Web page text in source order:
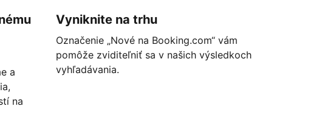
a
na
Vyniknite na trhu
Označenie „Nové na Booking.com“ vám
pomôže zviditeľniť sa v našich výsledkoch
vyhľadávania.